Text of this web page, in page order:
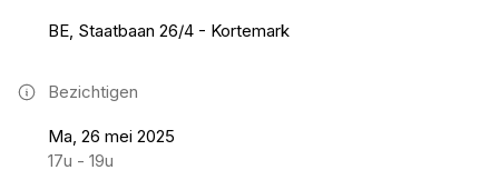
BE, Staatbaan 26/4 - Kortemark
Bezichtigen
Ma, 26 mei 2025
17u - 19u